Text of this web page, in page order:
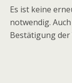
Es ist keine
notwendig.
Bestätigung